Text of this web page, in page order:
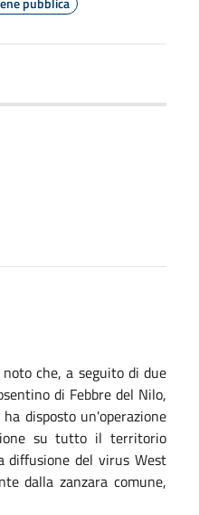
che, a seguito di due
di Febbre del Nilo,
ha disposto un'operazione
su tutto il territorio
diffusione del virus West
dalla zanzara comune,